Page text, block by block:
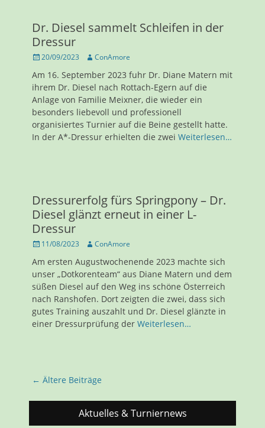
Dr. Diesel sammelt Schleifen in der
Dressur
Veröffentlicht
20/09/2023 AutorConAmore
Am 16. September 2023 fuhr Dr. Diane Matern mit
ihrem Dr. Diesel nach Rottach-Egern auf die
Anlage von Familie Meixner, die wieder ein
besonders liebevoll und professionell
organisiertes Turnier auf die Beine gestellt hatte.
In der A*-Dressur erhielten die zwei Weiterlesen…
Dressurerfolg fürs Springpony – Dr.
Diesel glänzt erneut in einer L-
Dressur
Veröffentlicht
11/08/2023 AutorConAmore
Am ersten Augustwochenende 2023 machte sich
unser „Dotkorenteam“ aus Diane Matern und dem
süßen Diesel auf den Weg ins schöne Österreich
nach Ranshofen. Dort zeigten die zwei, dass sich
gutes Training auszahlt und Dr. Diesel glänzte in
einer Dressurprüfung der Weiterlesen…
Beitragsnavigation
← Ältere Beiträge
Aktuelles & Turniernews